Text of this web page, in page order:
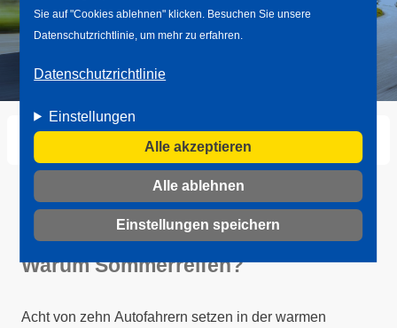
Sie auf "Cookies ablehnen" klicken. Besuchen Sie unsere
Datenschutzrichtlinie, um mehr zu erfahren.
Datenschutzrichtlinie
Einstellungen
Alle akzeptieren
Alle ablehnen
Einstellungen speichern
Startseite Sommerreifen
Sommerreifen
Warum Sommerreifen?
Acht von zehn Autofahrern setzen in der warmen